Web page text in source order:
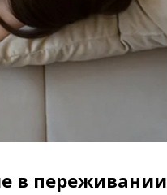
в переживании